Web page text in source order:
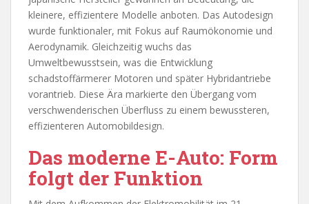
kleinere, effizientere Modelle anboten. Das Autodesign
wurde funktionaler, mit Fokus auf Raumökonomie und
Aerodynamik. Gleichzeitig wuchs das
Umweltbewusstsein, was die Entwicklung
schadstoffärmerer Motoren und später Hybridantriebe
vorantrieb. Diese Ära markierte den Übergang vom
verschwenderischen Überfluss zu einem bewussteren,
effizienteren Automobildesign.
Das moderne E-Auto: Form
folgt der Funktion